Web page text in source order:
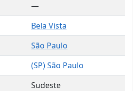
—
Bela Vista
São Paulo
(SP) São Paulo
Sudeste